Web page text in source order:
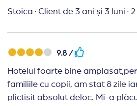
mai mergem
Stoica · Client de 3 ani și 3 luni ·
9.8 /
Hotelul foarte bine
familiile cu copii, am stat 8 zile
plictisit absolut deloc. Mi-a